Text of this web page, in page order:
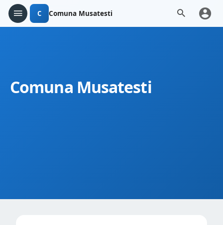
C Comuna Musatesti
Comuna Musatesti